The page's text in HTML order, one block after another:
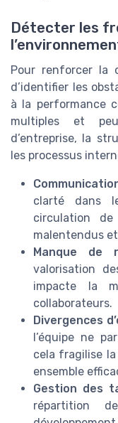
Détecter les
Pour renforcer la
d’identifier les
à la performance
multiples et
d’entreprise, la
les processus
clarté dans
circulation
malentendus
Manque de
valorisation
impacte la
collaborateurs.
Divergences
l’équipe ne
cela fragilise
ensemble
Gestion des
répartition